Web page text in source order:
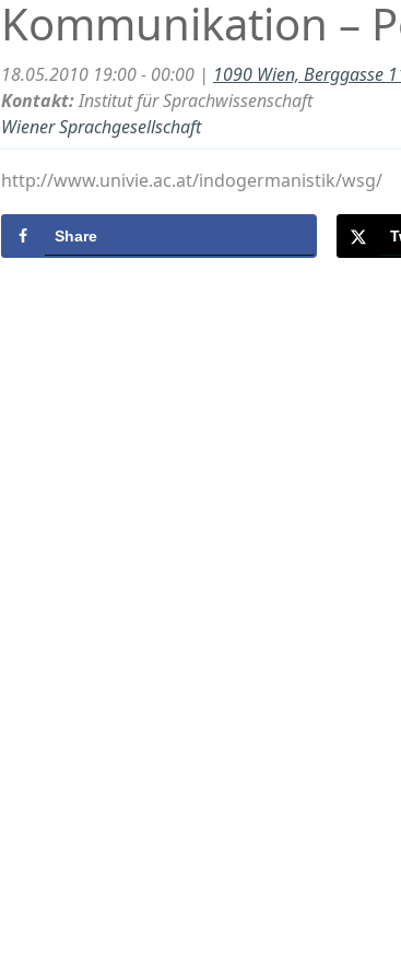
Kommunikation –
18.05.2010 19:00 - 00:00 | 1090 Wien, Berggasse
Kontakt:Institut für Sprachwissenschaft
Wiener Sprachgesellschaft
http://www.univie.ac.at/indogermanistik/wsg/
Share